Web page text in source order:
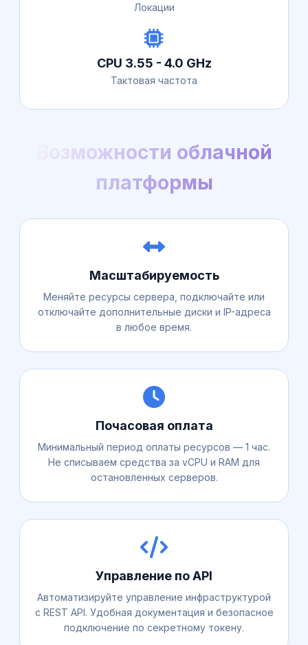
Локации
CPU 3.55 - 4.0 GHz
Тактовая частота
Возможности облачной
платформы
Масштабируемость
Меняйте ресурсы сервера, подключайте или
отключайте дополнительные диски и IP-адреса
в любое время.
Почасовая оплата
Минимальный период оплаты ресурсов — 1 час.
Не списываем средства за vCPU и RAM для
остановленных серверов.
Управление по API
Автоматизируйте управление инфраструктурой
с REST API. Удобная документация и безопасное
подключение по секретному токену.